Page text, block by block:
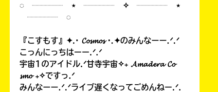
◌ ┈┈┈┈ ⋆ ┈┈┈┈ ✧ ┈┈┈┈ ⋆
┈┈┈┈ ◌
『こすもす』✦.· 𝓒𝓸𝓼𝓶𝓸𝓼 ·.✦のみんなーー.ᐟ.ᐟ
こっんにっちはーー.ᐟ.ᐟ
宇宙1のアイドル.ᐟ甘寺宇宙✧₊ 𝓐𝓶𝓪𝓭𝓮𝓻𝓪 𝓒𝓸
𝓼𝓶𝓸 ₊✧ですっ.ᐟ
みんなーー.ᐟ.ᐟライブ遅くなってごめんねー.ᐟ.